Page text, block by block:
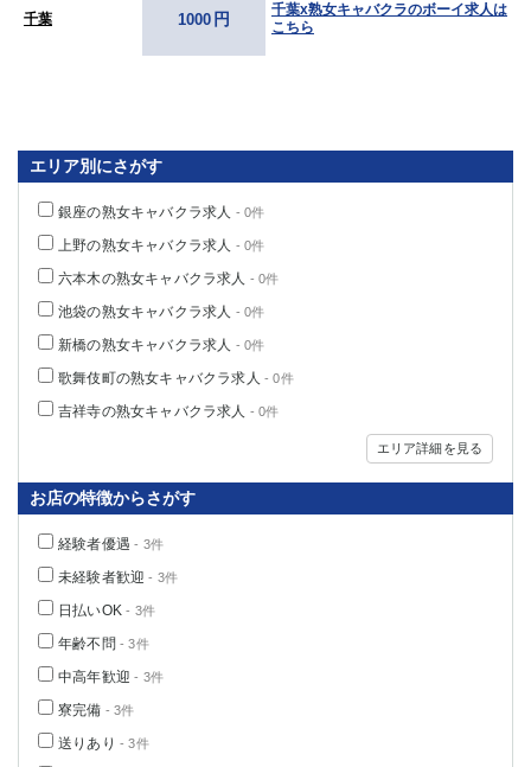
千葉 1000 円
千葉x熟女キャバクラのボーイ求人は
こちら
エリア別にさがす
銀座の熟女キャバクラ求人 - 0件
上野の熟女キャバクラ求人 - 0件
六本木の熟女キャバクラ求人 - 0件
池袋の熟女キャバクラ求人 - 0件
新橋の熟女キャバクラ求人 - 0件
歌舞伎町の熟女キャバクラ求人 - 0件
吉祥寺の熟女キャバクラ求人 - 0件
エリア詳細を見る
お店の特徴からさがす
経験者優遇 - 3件
未経験者歓迎 - 3件
日払いOK - 3件
年齢不問 - 3件
中高年歓迎 - 3件
寮完備 - 3件
送りあり - 3件